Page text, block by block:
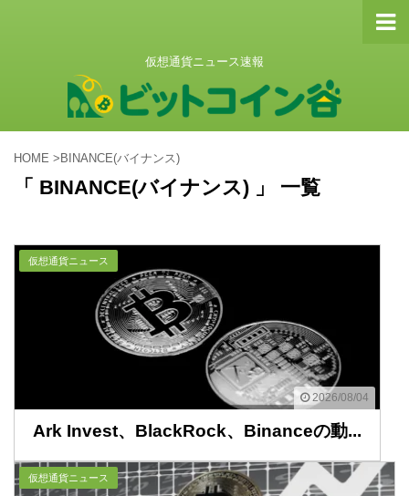
仮想通貨ニュース速報
HOME > BINANCE(バイナンス)
「 BINANCE(バイナンス) 」 一覧
2026/08/04
仮想通貨ニュース
Ark Invest、BlackRock、Binanceの動...
仮想通貨ニュース